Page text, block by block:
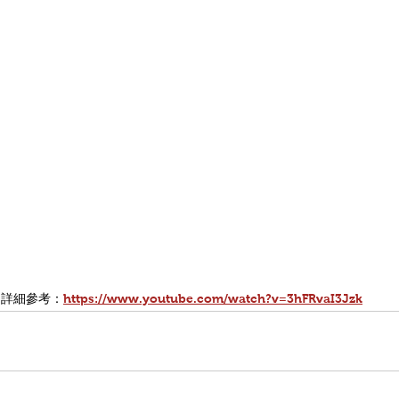
詳細參考： https://www.youtube.com/watch?v=3hFRvaI3Jzk